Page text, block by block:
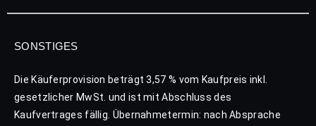
SONSTIGES
Die Käuferprovision beträgt 3,57 % vom Kaufpreis inkl.
gesetzlicher MwSt. und ist mit Abschluss des
Kaufvertrages fällig. Übernahmetermin: nach Absprache